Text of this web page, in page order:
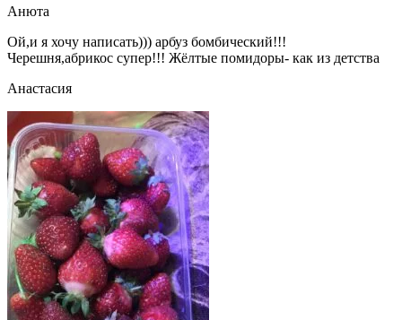
Анюта
Ой,и я хочу написать))) арбуз бомбический!!!
Черешня,абрикос супер!!! Жёлтые помидоры- как из детства
Анастасия